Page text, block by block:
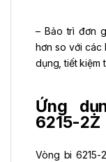
– Bảo trì đơn
hơn so với các
dụng, tiết kiệm
Ứng
6215-2Z
Vòng bi 6215-